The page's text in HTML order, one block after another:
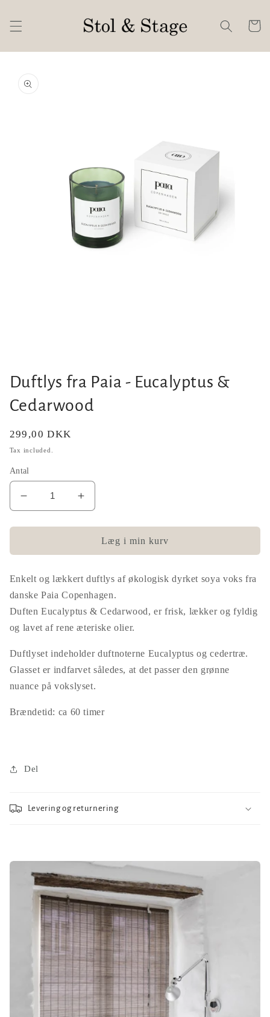
content
Cart
product
Duftlys fra Paia - Eucalyptus &
Cedarwood
Regular
price
299,00 DKK
Tax included.
Antal
Decrease
quantity
for
fra
-
Eucalyptus
&amp;
Cedarwood
Increase
quantity
for
Duftlys
fra
-
Eucalyptus
&amp;
Læg i min kurv
Enkelt og lækkert duftlys af økologisk dyrket soya voks fra
danske Paia Copenhagen.
Duften Eucalyptus & Cedarwood, er frisk, lækker og fyldig
og lavet af rene æteriske olier.
Duftlyset indeholder duftnoterne Eucalyptus og cedertræ.
Glasset er indfarvet således, at det passer den grønne
nuance på vokslyset.
Brændetid: ca 60 timer
Del
Levering og returnering